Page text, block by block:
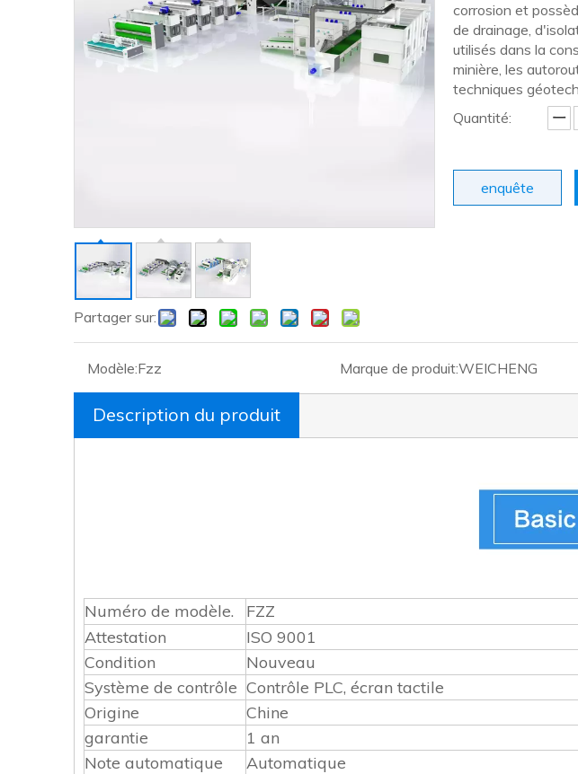
Partager sur:
corrosion et
de drainage,
utilisés dans la
minière, les
techniques
Quantité:
enquête
Modèle:Fzz Marque de produit:WEICHENG
Description du produit
Numéro de modèle.
FZZ
Attestation
ISO 9001
Condition
Nouveau
Système de contrôle Contrôle PLC, écran tactile
Origine
Chine
garantie
1 an
Note automatique
Automatique